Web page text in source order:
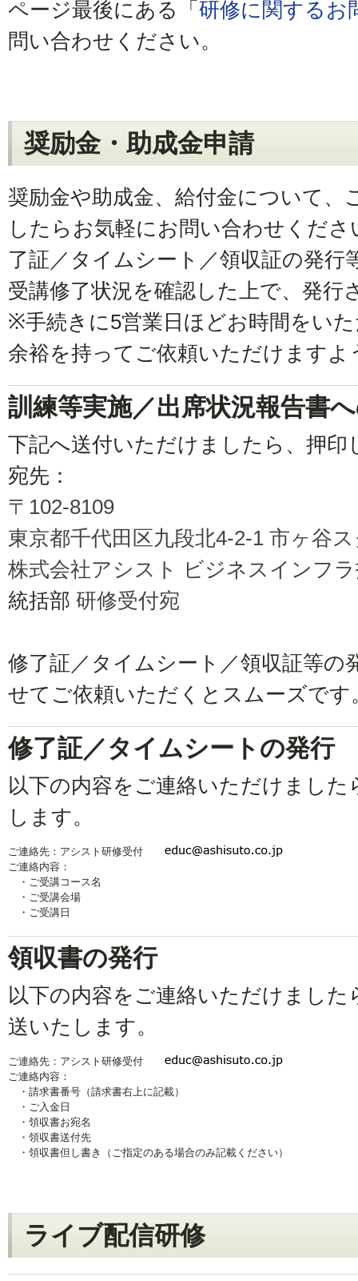
ページ最後にある「 研修に関するお
問い合わせください。
奨励金・助成金申請
奨励金や助成金、給付金について、
したらお気軽にお問い合わせくだ
了証／タイムシート／領収証の発行
受講修了状況を確認した上で、発行
※手続きに5営業日ほどお時間をい
余裕を持ってご依頼いただけますよ
訓練等実施／出席状況報告書
下記へ送付いただけましたら、押印
宛先：
〒102-8109
東京都千代田区九段北4-2-1 市ヶ谷
株式会社アシスト ビジネスインフ
統括部 研修受付宛
修了証／タイムシート／領収証等の
せてご依頼いただくとスムーズです
修了証／タイムシートの発行
以下の内容をご連絡いただけました
します。
ご連絡先：アシスト研修受付
ご連絡内容：
・ご受講コース名
・ご受講会場
・ご受講日
領収書の発行
以下の内容をご連絡いただけました
送いたします。
ご連絡先：アシスト研修受付
ご連絡内容：
・請求書番号（請求書右上に記載）
・ご入金日
・領収書お宛名
・領収書送付先
・領収書但し書き（ご指定のある場合のみ記載ください）
ライブ配信研修